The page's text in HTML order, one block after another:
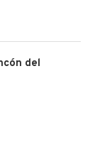
del